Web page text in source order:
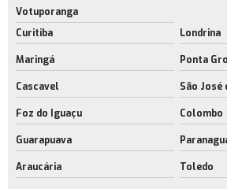
Galpões com acesso para caminhões
Galpões logísticos modernos rj
Empresa de galpões logísticos modernos
Votuporanga
Curitiba
Londrina
Maringá Ponta
Cascavel São José
Foz do Iguaçu Colombo
Guarapuava
Araucária Toledo